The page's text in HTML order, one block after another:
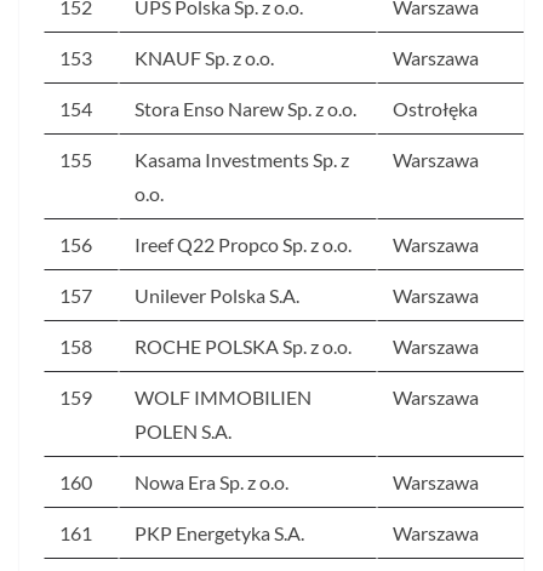
152 UPS Polska Sp. z o.o. Warszawa
153 KNAUF Sp. z o.o. Warszawa
154 Stora Enso Narew Sp. z o.o. Ostrołęka
155
Kasama Investments Sp. z
o.o.
Warszawa
156 Ireef Q22 Propco Sp. z o.o. Warszawa
157 Unilever Polska S.A. Warszawa
158 ROCHE POLSKA Sp. z o.o. Warszawa
159
WOLF IMMOBILIEN
POLEN S.A.
Warszawa
160 Nowa Era Sp. z o.o. Warszawa
161 PKP Energetyka S.A. Warszawa